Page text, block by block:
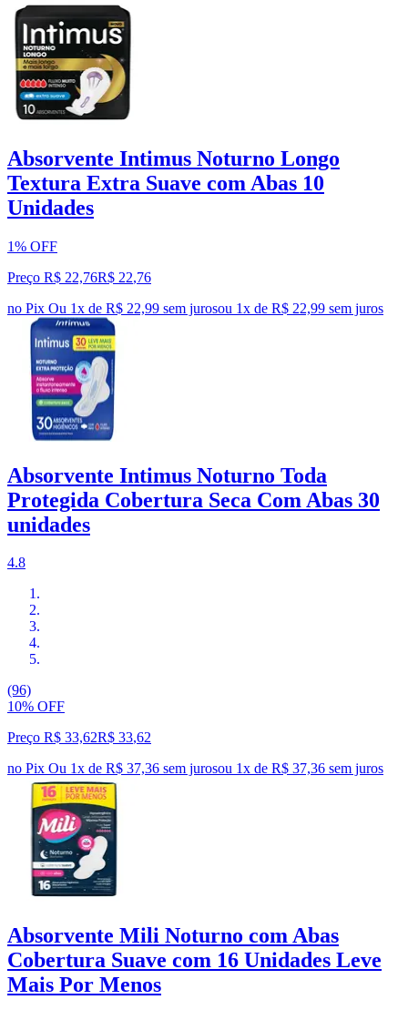
Absorvente Intimus Noturno Longo
Textura Extra Suave com Abas 10
Unidades
1% OFF
Preço R$ 22,76R$ 22,76
no Pix Ou 1x de R$ 22,99 sem jurosou 1x de R$ 22,99 sem juros
Absorvente Intimus Noturno Toda
Protegida Cobertura Seca Com Abas 30
unidades
4.8
(96)
10% OFF
Preço R$ 33,62R$ 33,62
no Pix Ou 1x de R$ 37,36 sem jurosou 1x de R$ 37,36 sem juros
Absorvente Mili Noturno com Abas
Cobertura Suave com 16 Unidades Leve
Mais Por Menos